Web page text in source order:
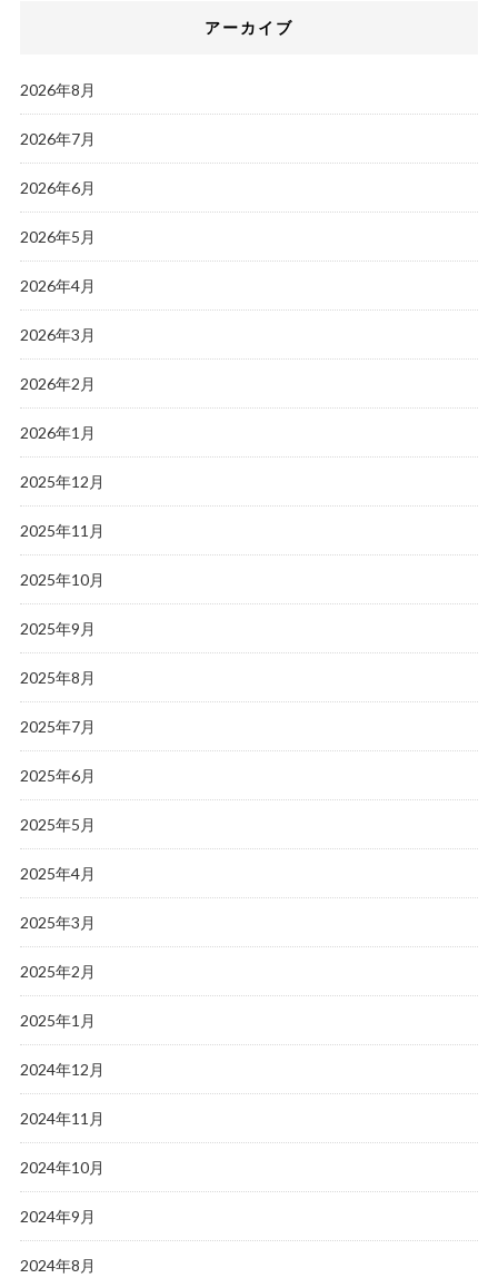
アーカイブ
2026年8月
2026年7月
2026年6月
2026年5月
2026年4月
2026年3月
2026年2月
2026年1月
2025年12月
2025年11月
2025年10月
2025年9月
2025年8月
2025年7月
2025年6月
2025年5月
2025年4月
2025年3月
2025年2月
2025年1月
2024年12月
2024年11月
2024年10月
2024年9月
2024年8月